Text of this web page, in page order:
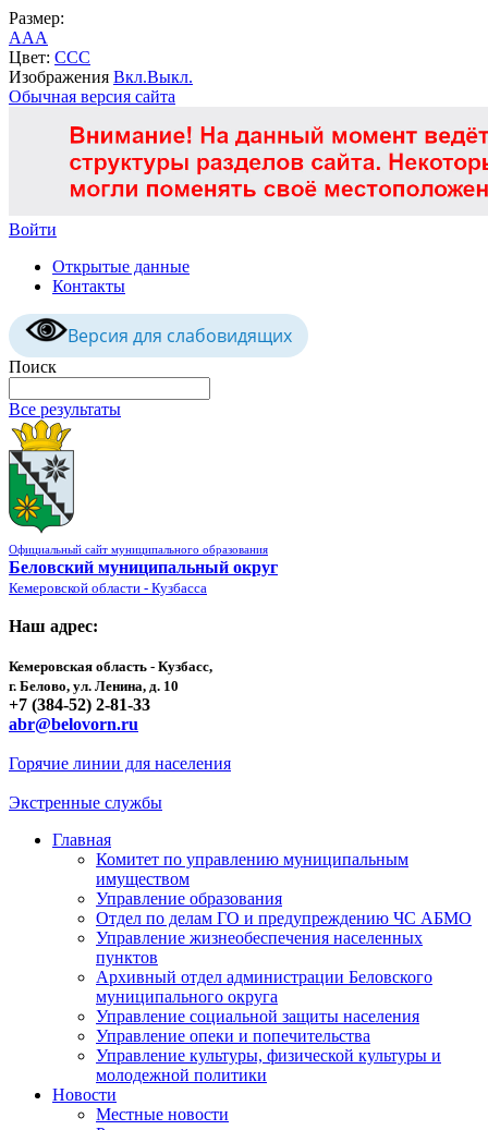
Размер:
AAA
Цвет: CCC
Изображения Вкл.Выкл.
Обычная версия сайта
Войти
Открытые данные
Контакты
Версия для слабовидящих
Поиск
Все результаты
Официальный сайт муниципального образования
Беловский муниципальный округ
Кемеровской области - Кузбасса
Наш адрес:
Кемеровская область - Кузбасс,
г. Белово, ул. Ленина, д. 10
+7 (384-52) 2-81-33
abr@belovorn.ru
Горячие линии для населения
Экстренные службы
Главная
Комитет по управлению муниципальным
имуществом
Управление образования
Отдел по делам ГО и предупреждению ЧС АБМО
Управление жизнеобеспечения населенных
пунктов
Архивный отдел администрации Беловского
муниципального округа
Управление социальной защиты населения
Управление опеки и попечительства
Управление культуры, физической культуры и
молодежной политики
Новости
Местные новости